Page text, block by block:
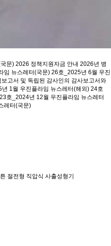
문) 2026 정책지원자금 안내 2026년 병
임 뉴스레터(국문) 26호_2025년 6월 우진
고서 및 독립된 감사인의 감사보고서와
1월 우진플라임 뉴스레터(해외) 24호
23호_2024년 12월 우진플라임 뉴스레터
레터(국문)
절전형 직압식 사출성형기